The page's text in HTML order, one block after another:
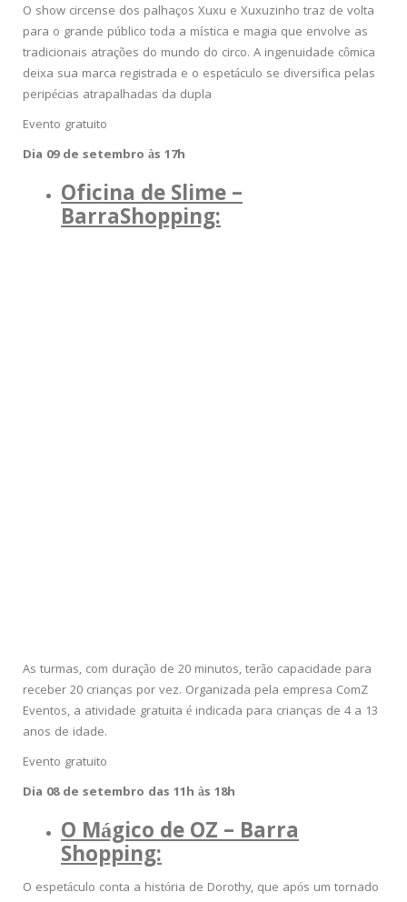
O show circense dos palhaços Xuxu e Xuxuzinho traz de volta
para o grande público toda a mística e magia que envolve as
tradicionais atrações do mundo do circo. A ingenuidade cômica
deixa sua marca registrada e o espetáculo se diversifica pelas
peripécias atrapalhadas da dupla
Evento gratuito
Dia 09 de setembro às 17h
Oficina de Slime –
BarraShopping:
As turmas, com duração de 20 minutos, terão capacidade para
receber 20 crianças por vez. Organizada pela empresa ComZ
Eventos, a atividade gratuita é indicada para crianças de 4 a 13
anos de idade.
Evento gratuito
Dia 08 de setembro das 11h às 18h
O Mágico de OZ – Barra
Shopping:
O espetáculo conta a história de Dorothy, que após um tornado